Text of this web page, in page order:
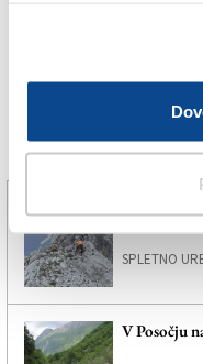
Več novic
SPLETNO
V Posočju